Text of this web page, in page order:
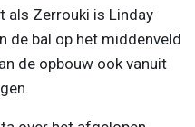
als Zerrouki is Linday
de bal op het middenveld
de opbouw ook vanuit